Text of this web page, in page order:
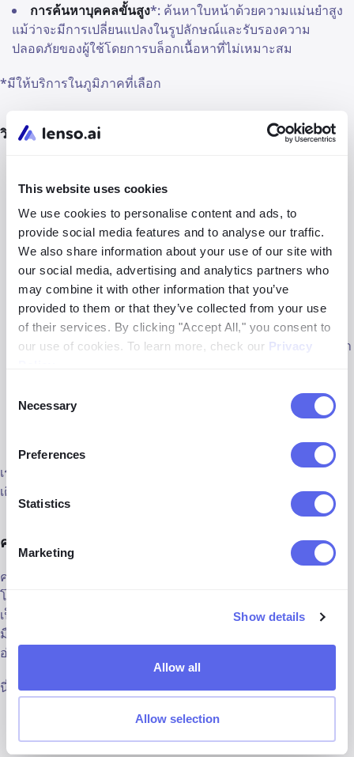
This website uses cookies
We use cookies to personalise content and ads, to
provide social media features and to analyse our traffic.
We also share information about your use of our site with
our social media, advertising and analytics partners who
may combine it with other information that you’ve
provided to them or that they’ve collected from your use
of their services. By clicking "Accept All," you consent to
our use of cookies. To learn more, check our Privacy
Selection
Necessary
Preferences
Statistics
Marketing
Show details
Allow all
Allow selection
การค้นหาบุคคลขั้นสูง*: ค้นหาใบหน้าด้วยความแม่นยำสูง
แม้ว่าจะมีการเปลี่ยนแปลงในรูปลักษณ์และรับรองความ
ปลอดภัยของผู้ใช้โดยการบล็อกเนื้อหาที่ไม่เหมาะสม
*มีให้บริการในภูมิภาคที่เลือก
วิธีใช้ lenso เพื่อค้นหาภาพ
โดยใช้ตัวอย่างที่ให้ไว้ด้านล่างแถบค้นหา
สำหรับผลลัพธ์ที่แม่นยำยิ่งขึ้น คุณสามารถเพิ่มคำอธิบาย
ข้อความหรือระบุ URL ของเว็บไซต์ที่คุณต้องการค้นหา
เลือกพื้นที่หรือวัตถุที่คุณต้องการหา
สำหรับผลการค้นหาที่ดีที่สุด ให้เลือกหมวดหมู่ที่เกี่ยวข้อง (ซ้ำ
คลิกที่รูปภาพที่ตรงกับการค้นหาของคุณเพื่อไปยังเว็บไซต์ที่
เรายังแนะนำให้สร้างบัญชีเพื่อใช้คุณสมบัติพิเศษ เช่น การแจ้ง
เตือนทางอีเมล
ความปลอดภัยในการค้นหาภาพ
ความปลอดภัยของเครื่องมือรู้จำภาพขึ้นอยู่กับแพลตฟอร์ม
โปรแกรมค้นหาที่มีชื่อเสียงเช่น lenso.ai ให้ความสำคัญกับความ
เป็นส่วนตัวของผู้ใช้และไม่เก็บรักษาภาพไว้เป็นการถาวร เครื่อง
มือที่ไม่ค่อยมีชื่อเสียงอาจมีแนวปฏิบัติด้านความเป็นส่วนตัวที่
อ่อนแอกว่า
นี่คือวิธีที่คุณสามารถปกป้องข้อมูลของคุณ:
ตรวจสอบนโยบายความเป็นส่วนตัว: เข้าใจว่าเครื่องมือ
จัดการกับภาพและข้อมูลของคุณอย่างไร